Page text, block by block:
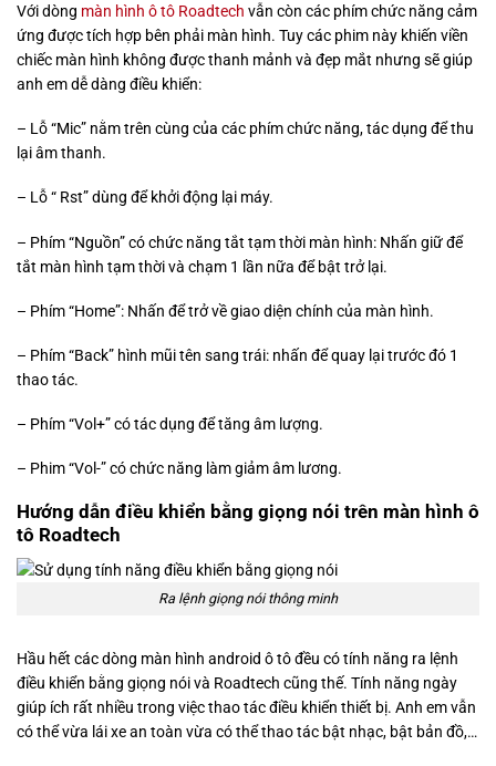
Với dòng màn hình ô tô Roadtech vẫn còn các phím chức năng cảm
ứng được tích hợp bên phải màn hình. Tuy các phim này khiến viền
chiếc màn hình không được thanh mảnh và đẹp mắt nhưng sẽ giúp
anh em dễ dàng điều khiển:
– Lỗ “Mic” nằm trên cùng của các phím chức năng, tác dụng để thu
lại âm thanh.
– Lỗ “ Rst” dùng để khởi động lại máy.
– Phím “Nguồn” có chức năng tắt tạm thời màn hình: Nhấn giữ để
tắt màn hình tạm thời và chạm 1 lần nữa để bật trở lại.
– Phím “Home”: Nhấn để trở về giao diện chính của màn hình.
– Phím “Back” hình mũi tên sang trái: nhấn để quay lại trước đó 1
thao tác.
– Phím “Vol+” có tác dụng để tăng âm lượng.
– Phim “Vol-” có chức năng làm giảm âm lương.
Hướng dẫn điều khiển bằng giọng nói trên màn hình ô
tô Roadtech
Ra lệnh giọng nói thông minh
Hầu hết các dòng màn hình android ô tô đều có tính năng ra lệnh
điều khiển bằng giọng nói và Roadtech cũng thế. Tính năng ngày
giúp ích rất nhiều trong việc thao tác điều khiển thiết bị. Anh em vẫn
có thể vừa lái xe an toàn vừa có thể thao tác bật nhạc, bật bản đồ,…